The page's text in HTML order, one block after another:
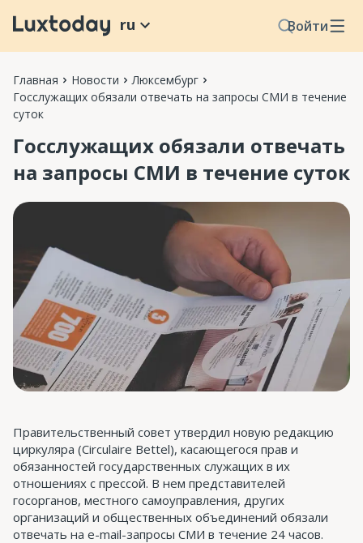
Войти
ru
Главная Новости
Люксембург
Госслужащих обязали отвечать на запросы СМИ в течение
суток
Госслужащих обязали отвечать
на запросы СМИ в течение суток
Правительственный совет утвердил новую редакцию
циркуляра (Circulaire Bettel), касающегося прав и
обязанностей государственных служащих в их
отношениях с прессой. В нем представителей
госорганов, местного самоуправления, других
организаций и общественных объединений обязали
отвечать на e-mail-запросы СМИ в течение 24 часов.